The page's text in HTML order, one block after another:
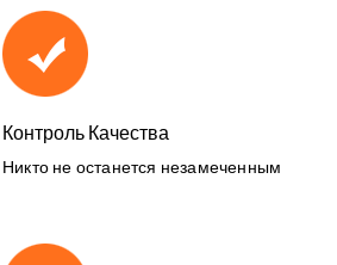
Контроль Качества
Никто не останется незамеченным